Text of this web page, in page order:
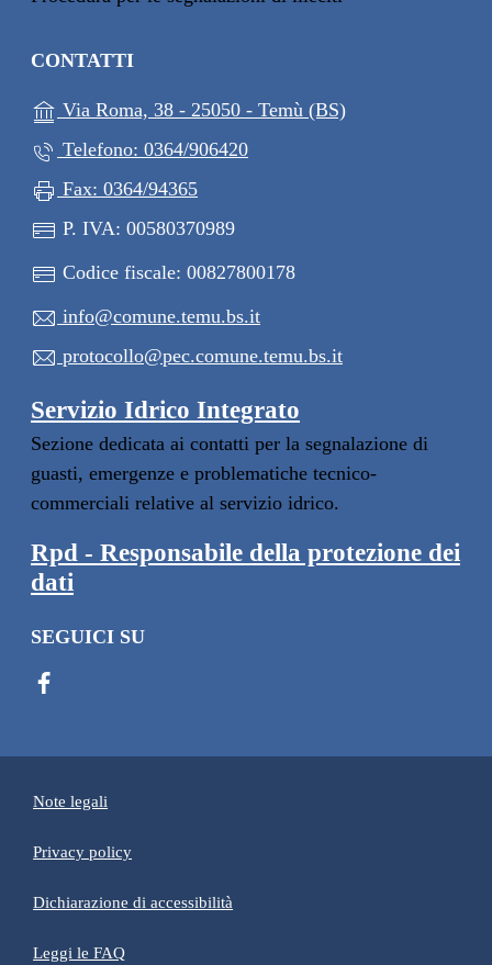
CONTATTI
Via Roma, 38 - 25050 - Temù (BS)
Telefono: 0364/906420
Fax: 0364/94365
P. IVA: 00580370989
Codice fiscale: 00827800178
info@comune.temu.bs.it
protocollo@pec.comune.temu.bs.it
Servizio Idrico Integrato
Sezione dedicata ai contatti per la segnalazione di
guasti, emergenze e problematiche tecnico-
commerciali relative al servizio idrico.
Rpd - Responsabile della protezione dei
dati
SEGUICI SU
Note legali
Privacy policy
Dichiarazione di accessibilità
Leggi le FAQ